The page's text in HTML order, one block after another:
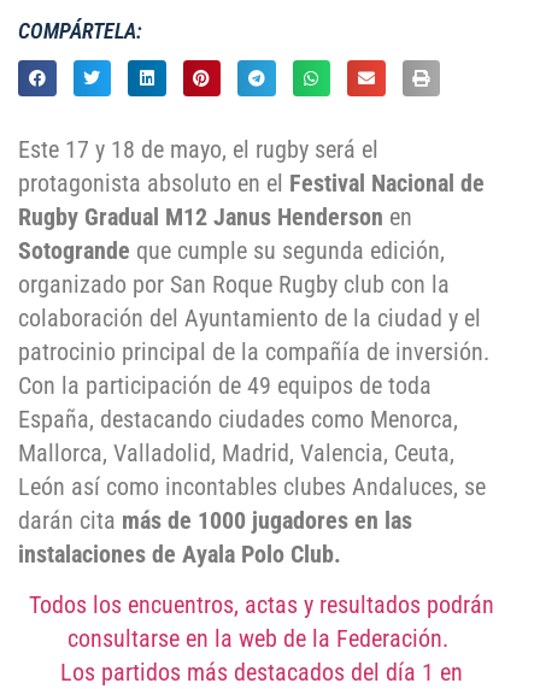
COMPÁRTELA:
Este 17 y 18 de mayo, el rugby será el
protagonista absoluto en el Festival Nacional de
Rugby Gradual M12 Janus Henderson en
Sotogrande que cumple su segunda edición,
organizado por San Roque Rugby club con la
colaboración del Ayuntamiento de la ciudad y el
patrocinio principal de la compañía de inversión.
Con la participación de 49 equipos de toda
España, destacando ciudades como Menorca,
Mallorca, Valladolid, Madrid, Valencia, Ceuta,
León así como incontables clubes Andaluces, se
darán cita más de 1000 jugadores en las
instalaciones de Ayala Polo Club.
Todos los encuentros, actas y resultados podrán
consultarse en la web de la Federación.
Los partidos más destacados del día 1 en